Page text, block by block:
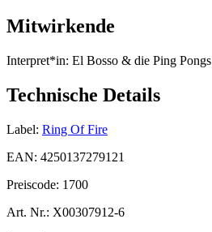
Mitwirkende
Interpret*in: El Bosso & die Ping Pongs
Technische Details
Label: Ring Of Fire
EAN: 4250137279121
Preiscode: 1700
Art. Nr.: X00307912-6